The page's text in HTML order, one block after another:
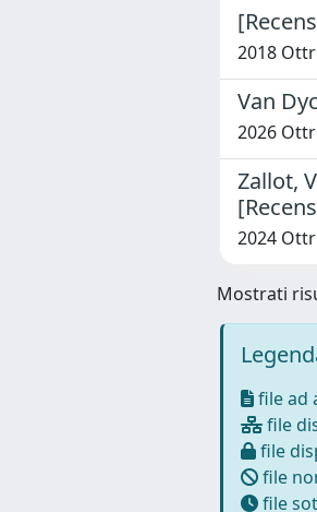
2018
Van
2026
Zallot,
2024
Mostrati
file ad
file
file
file
file